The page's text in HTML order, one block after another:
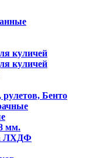
куличей
куличей
Бенто
мм.
ЛХДФ